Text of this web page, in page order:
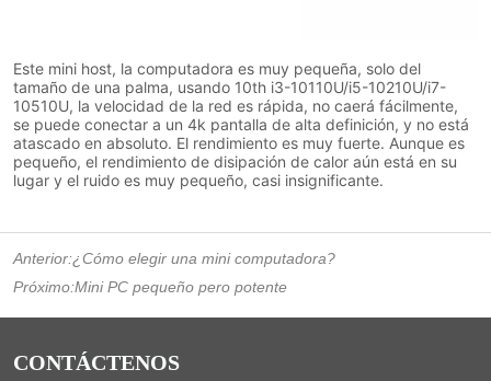
Anterior:¿Cómo elegir una mini computadora?
Próximo:Mini PC pequeño pero potente
CONTÁCTENOS